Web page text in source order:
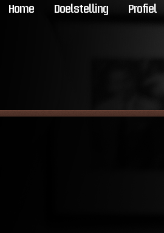
Home Doelstelling Profiel